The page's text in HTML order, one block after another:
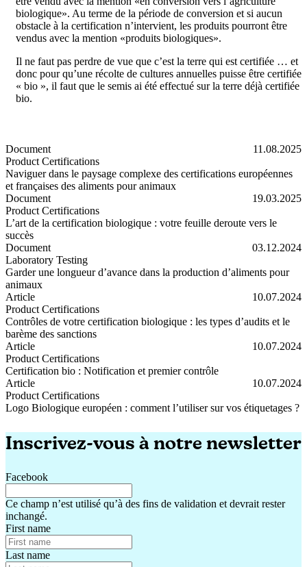
biologique». Au terme de la période de conversion et si aucun
obstacle à la certification n’intervient, les produits pourront être
vendus avec la mention «produits biologiques».
Il ne faut pas perdre de vue que c’est la terre qui est certifiée … et
donc pour qu’une récolte de cultures annuelles puisse être certifiée
« bio », il faut que le semis ai été effectué sur la terre déjà certifiée
bio.
Document
11.08.2025
Product Certifications
Naviguer dans le paysage complexe des certifications européennes
et françaises des aliments pour animaux
Naviguer dans le paysage complexe des certifications européennes
Document
19.03.2025
Product Certifications
L’art de la certification biologique : votre feuille deroute vers le
succès
L’art de la certification biologique : votre feuille deroute vers le succès
Document
03.12.2024
Laboratory Testing
Garder une longueur d’avance dans la production d’aliments pour
animaux
Garder une longueur d’avance dans la production d’aliments pour
Article
10.07.2024
Product Certifications
Contrôles de votre certification biologique : les types d’audits et le
barème des sanctions
Contrôles de votre certification biologique : les types d’audits et le
Article
10.07.2024
Product Certifications
Certification bio : Notification et premier contrôle
Certification bio : Notification et premier contrôle
Article
10.07.2024
Product Certifications
Logo Biologique européen : comment l’utiliser sur vos étiquetages ?
Inscrivez-vous à notre newsletter
Facebook
Ce champ n’est utilisé qu’à des fins de validation et devrait rester
inchangé.
First name
Last name